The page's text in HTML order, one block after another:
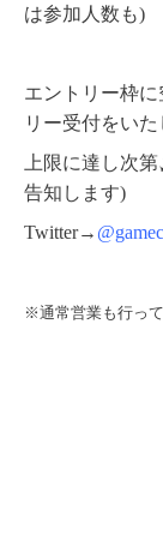
は参加人数も)
エントリー枠に
リー受付をいた
上限に達し次
告知します)
Twitter→
※通常営業も行って